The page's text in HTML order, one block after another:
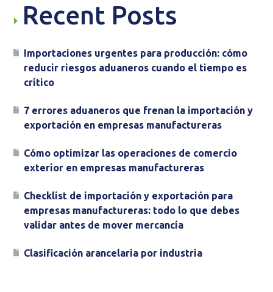
Recent Posts
Importaciones urgentes para producción: cómo
reducir riesgos aduaneros cuando el tiempo es
crítico
7 errores aduaneros que frenan la importación y
exportación en empresas manufactureras
Cómo optimizar las operaciones de comercio
exterior en empresas manufactureras
Checklist de importación y exportación para
empresas manufactureras: todo lo que debes
validar antes de mover mercancía
Clasificación arancelaria por industria